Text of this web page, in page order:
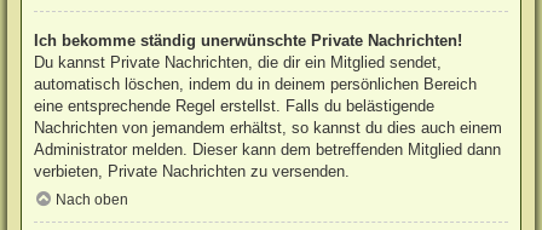
Ich bekomme ständig unerwünschte Private Nachrichten!
Du kannst Private Nachrichten, die dir ein Mitglied sendet,
automatisch löschen, indem du in deinem persönlichen Bereich
eine entsprechende Regel erstellst. Falls du belästigende
Nachrichten von jemandem erhältst, so kannst du dies auch einem
Administrator melden. Dieser kann dem betreffenden Mitglied dann
verbieten, Private Nachrichten zu versenden.
Nach oben